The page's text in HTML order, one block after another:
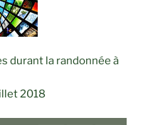
durant la randonnée à
2018